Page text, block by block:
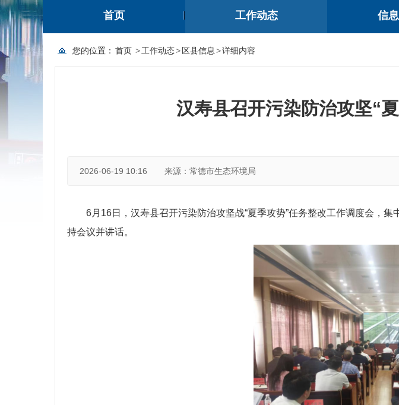
首页 工作动态 信
您的位置： 首页 >工作动态> 区县信息 >详细内容
汉寿县召开污染防治攻坚“
2026-06-19 10:16 来源：常德市生态环境局
6月16日，汉寿县召开污染防治攻坚战“夏季攻势”任务整改工作调度会，
持会议并讲话。